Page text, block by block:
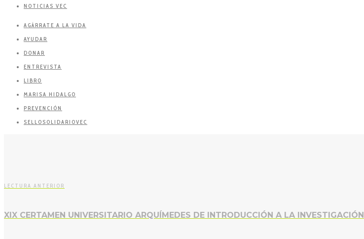
NOTICIAS VEC
AGÁRRATE A LA VIDA
AYUDAR
DONAR
ENTREVISTA
LIBRO
MARISA HIDALGO
PREVENCIÓN
SELLOSOLIDARIOVEC
LECTURA ANTERIOR
XIX CERTAMEN UNIVERSITARIO ARQUÍMEDES DE INTRODUCCIÓN A LA INVESTIGACIÓN